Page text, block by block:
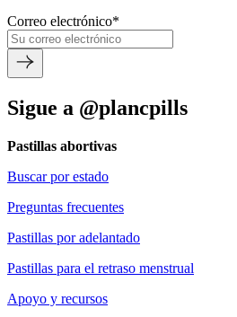
Correo electrónico*
Sigue a @plancpills
Pastillas abortivas
Buscar por estado
Preguntas frecuentes
Pastillas por adelantado
Pastillas para el retraso menstrual
Apoyo y recursos